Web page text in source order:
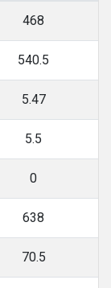
468
540.5
5.47
5.5
0
638
70.5